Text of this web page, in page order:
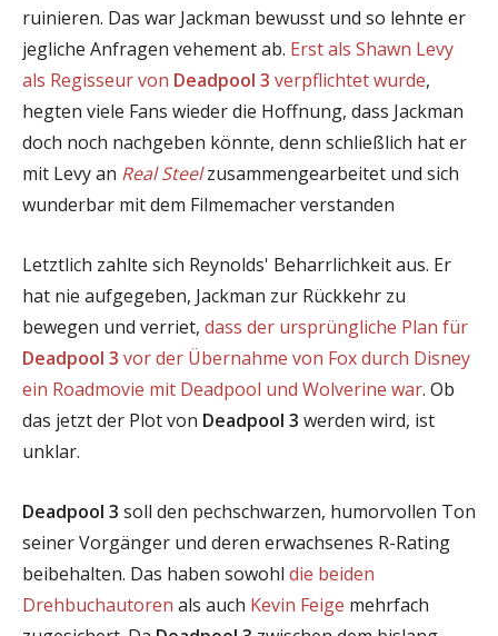
ruinieren. Das war Jackman bewusst und so lehnte er
jegliche Anfragen vehement ab. Erst als Shawn Levy
als Regisseur von Deadpool 3 verpflichtet wurde,
hegten viele Fans wieder die Hoffnung, dass Jackman
doch noch nachgeben könnte, denn schließlich hat er
mit Levy an Real Steelzusammengearbeitet und sich
wunderbar mit dem Filmemacher verstanden
Letztlich zahlte sich Reynolds' Beharrlichkeit aus. Er
hat nie aufgegeben, Jackman zur Rückkehr zu
bewegen und verriet, dass der ursprüngliche Plan für
Deadpool 3 vor der Übernahme von Fox durch Disney
ein Roadmovie mit Deadpool und Wolverine war. Ob
das jetzt der Plot von Deadpool 3 werden wird, ist
unklar.
Deadpool 3 soll den pechschwarzen, humorvollen Ton
seiner Vorgänger und deren erwachsenes R-Rating
beibehalten. Das haben sowohl die beiden
Drehbuchautoren als auch Kevin Feige mehrfach